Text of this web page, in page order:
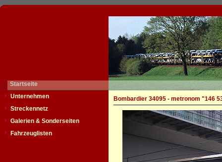
Startseite
Unternehmen
Streckennetz
Galerien & Sonderseiten
Fahrzeuglisten
Bombardier 34095 - metronom "146